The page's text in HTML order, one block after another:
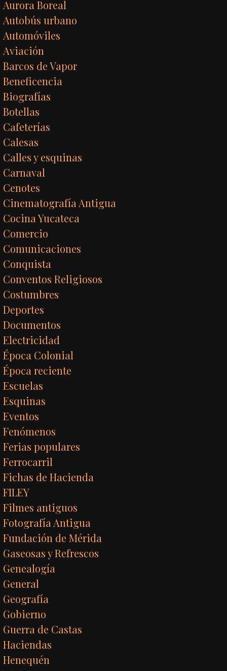
Aurora Boreal
Autobús urbano
Automóviles
Aviación
Barcos de Vapor
Beneficencia
Biografías
Botellas
Cafeterías
Calesas
Calles y esquinas
Carnaval
Cenotes
Cinematografía Antigua
Cocina Yucateca
Comercio
Comunicaciones
Conquista
Conventos Religiosos
Costumbres
Deportes
Documentos
Electricidad
Época Colonial
Época reciente
Escuelas
Esquinas
Eventos
Fenómenos
Ferias populares
Ferrocarril
Fichas de Hacienda
FILEY
Filmes antiguos
Fotografía Antigua
Fundación de Mérida
Gaseosas y Refrescos
Genealogía
General
Geografía
Gobierno
Guerra de Castas
Haciendas
Henequén